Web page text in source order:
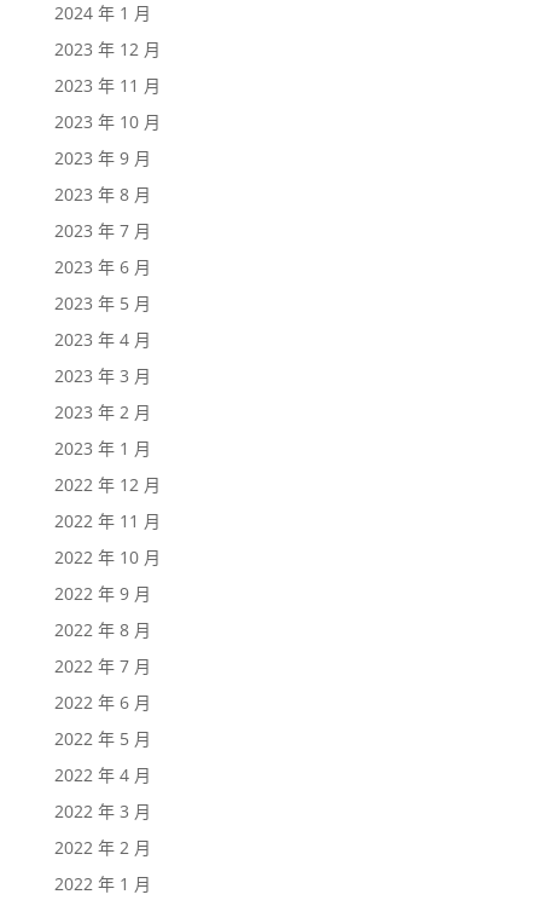
2024 年 1 月
2023 年 12 月
2023 年 11 月
2023 年 10 月
2023 年 9 月
2023 年 8 月
2023 年 7 月
2023 年 6 月
2023 年 5 月
2023 年 4 月
2023 年 3 月
2023 年 2 月
2023 年 1 月
2022 年 12 月
2022 年 11 月
2022 年 10 月
2022 年 9 月
2022 年 8 月
2022 年 7 月
2022 年 6 月
2022 年 5 月
2022 年 4 月
2022 年 3 月
2022 年 2 月
2022 年 1 月